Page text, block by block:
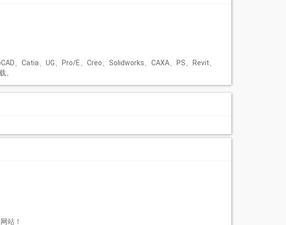
、Catia、UG、Pro/E、Creo、Solidworks、CAXA、PS、Revit、
。
站！